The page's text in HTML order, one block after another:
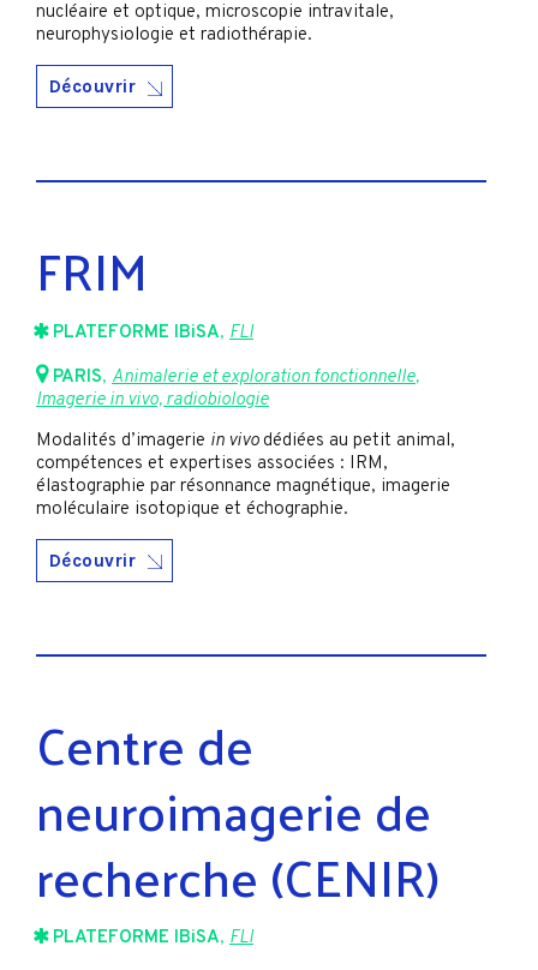
nucléaire et optique, microscopie intravitale,
neurophysiologie et radiothérapie.
Découvrir
FRIM
PLATEFORME IBiSA, FLI
PARIS, Animalerie et exploration fonctionnelle,
Imagerie in vivo, radiobiologie
Modalités d’imagerie in vivo dédiées au petit animal,
compétences et expertises associées : IRM,
élastographie par résonnance magnétique, imagerie
moléculaire isotopique et échographie.
Découvrir
Centre de
neuroimagerie de
recherche (CENIR)
PLATEFORME IBiSA, FLI